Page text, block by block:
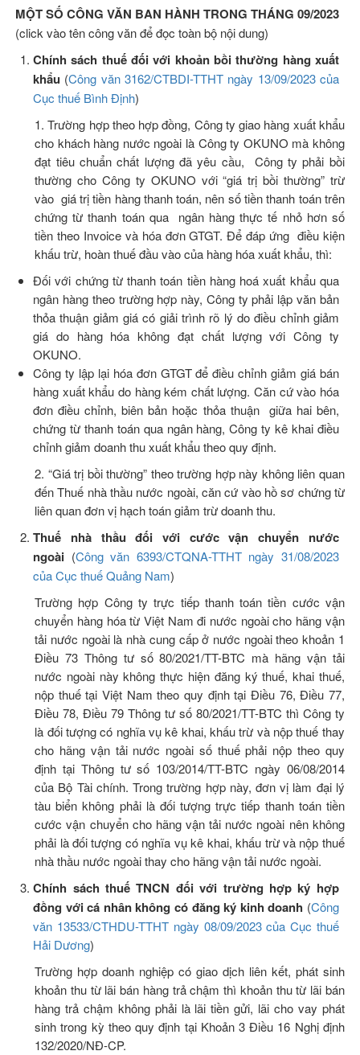
MỘT SỐ CÔNG VĂN BAN HÀNH TRONG THÁNG 09/2023
(click vào tên công văn để đọc toàn bộ nội dung)
Chính sách thuế đối với khoản bồi thường hàng xuất
khẩu (Công văn 3162/CTBDI-TTHT ngày 13/09/2023 của
Cục thuế Bình Định)
1. Trường hợp theo hợp đồng, Công ty giao hàng xuất khẩu
cho khách hàng nước ngoài là Công ty OKUNO mà không
đạt tiêu chuẩn chất lượng đã yêu cầu, Công ty phải bồi
thường cho Công ty OKUNO với “giá trị bồi thường” trừ
vào giá trị tiền hàng thanh toán, nên số tiền thanh toán trên
chứng từ thanh toán qua ngân hàng thực tế nhỏ hơn số
tiền theo Invoice và hóa đơn GTGT. Để đáp ứng điều kiện
khấu trừ, hoàn thuế đầu vào của hàng hóa xuất khẩu, thì:
Đối với chứng từ thanh toán tiền hàng hoá xuất khẩu qua
ngân hàng theo trường hợp này, Công ty phải lập văn bản
thỏa thuận giảm giá có giải trình rõ lý do điều chỉnh giảm
giá do hàng hóa không đạt chất lượng với Công ty
OKUNO.
Công ty lập lại hóa đơn GTGT để điều chỉnh giảm giá bán
hàng xuất khẩu do hàng kém chất lượng. Căn cứ vào hóa
đơn điều chỉnh, biên bản hoặc thỏa thuận giữa hai bên,
chứng từ thanh toán qua ngân hàng, Công ty kê khai điều
chỉnh giảm doanh thu xuất khẩu theo quy định.
2. “Giá trị bồi thường” theo trường hợp này không liên quan
đến Thuế nhà thầu nước ngoài, căn cứ vào hồ sơ chứng từ
liên quan đơn vị hạch toán giảm trừ doanh thu.
Thuế nhà thầu đối với cước vận chuyển nước
ngoài (Công văn 6393/CTQNA-TTHT ngày 31/08/2023
của Cục thuế Quảng Nam)
Trường hợp Công ty trực tiếp thanh toán tiền cước vận
chuyển hàng hóa từ Việt Nam đi nước ngoài cho hãng vận
tải nước ngoài là nhà cung cấp ở nước ngoài theo khoản 1
Điều 73 Thông tư số 80/2021/TT-BTC mà hãng vận tải
nước ngoài này không thực hiện đăng ký thuế, khai thuế,
nộp thuế tại Việt Nam theo quy định tại Điều 76, Điều 77,
Điều 78, Điều 79 Thông tư số 80/2021/TT-BTC thì Công ty
là đối tượng có nghĩa vụ kê khai, khấu trừ và nộp thuế thay
cho hãng vận tải nước ngoài số thuế phải nộp theo quy
định tại Thông tư số 103/2014/TT-BTC ngày 06/08/2014
của Bộ Tài chính. Trong trường hợp này, đơn vị làm đại lý
tàu biển không phải là đối tượng trực tiếp thanh toán tiền
cước vận chuyển cho hãng vận tải nước ngoài nên không
phải là đối tượng có nghĩa vụ kê khai, khấu trừ và nộp thuế
nhà thầu nước ngoài thay cho hãng vận tải nước ngoài.
Chính sách thuế TNCN đối với trường hợp ký hợp
đồng với cá nhân không có đăng ký kinh doanh (Công
văn 13533/CTHDU-TTHT ngày 08/09/2023 của Cục thuế
Hải Dương)
Trường hợp doanh nghiệp có giao dịch liên kết, phát sinh
khoản thu từ lãi bán hàng trả chậm thì khoản thu từ lãi bán
hàng trả chậm không phải là lãi tiền gửi, lãi cho vay phát
sinh trong kỳ theo quy định tại Khoản 3 Điều 16 Nghị định
132/2020/NĐ-CP.